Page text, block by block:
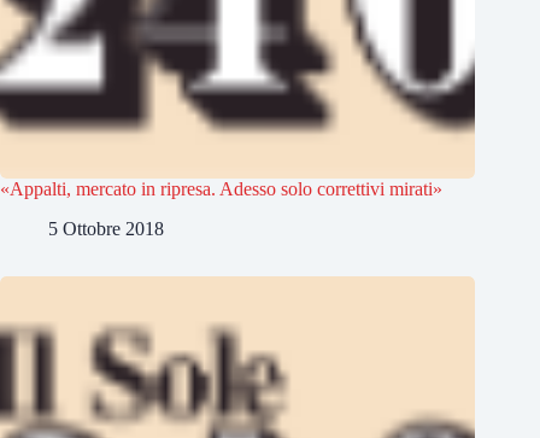
«Appalti, mercato in ripresa. Adesso solo correttivi mirati»
5 Ottobre 2018